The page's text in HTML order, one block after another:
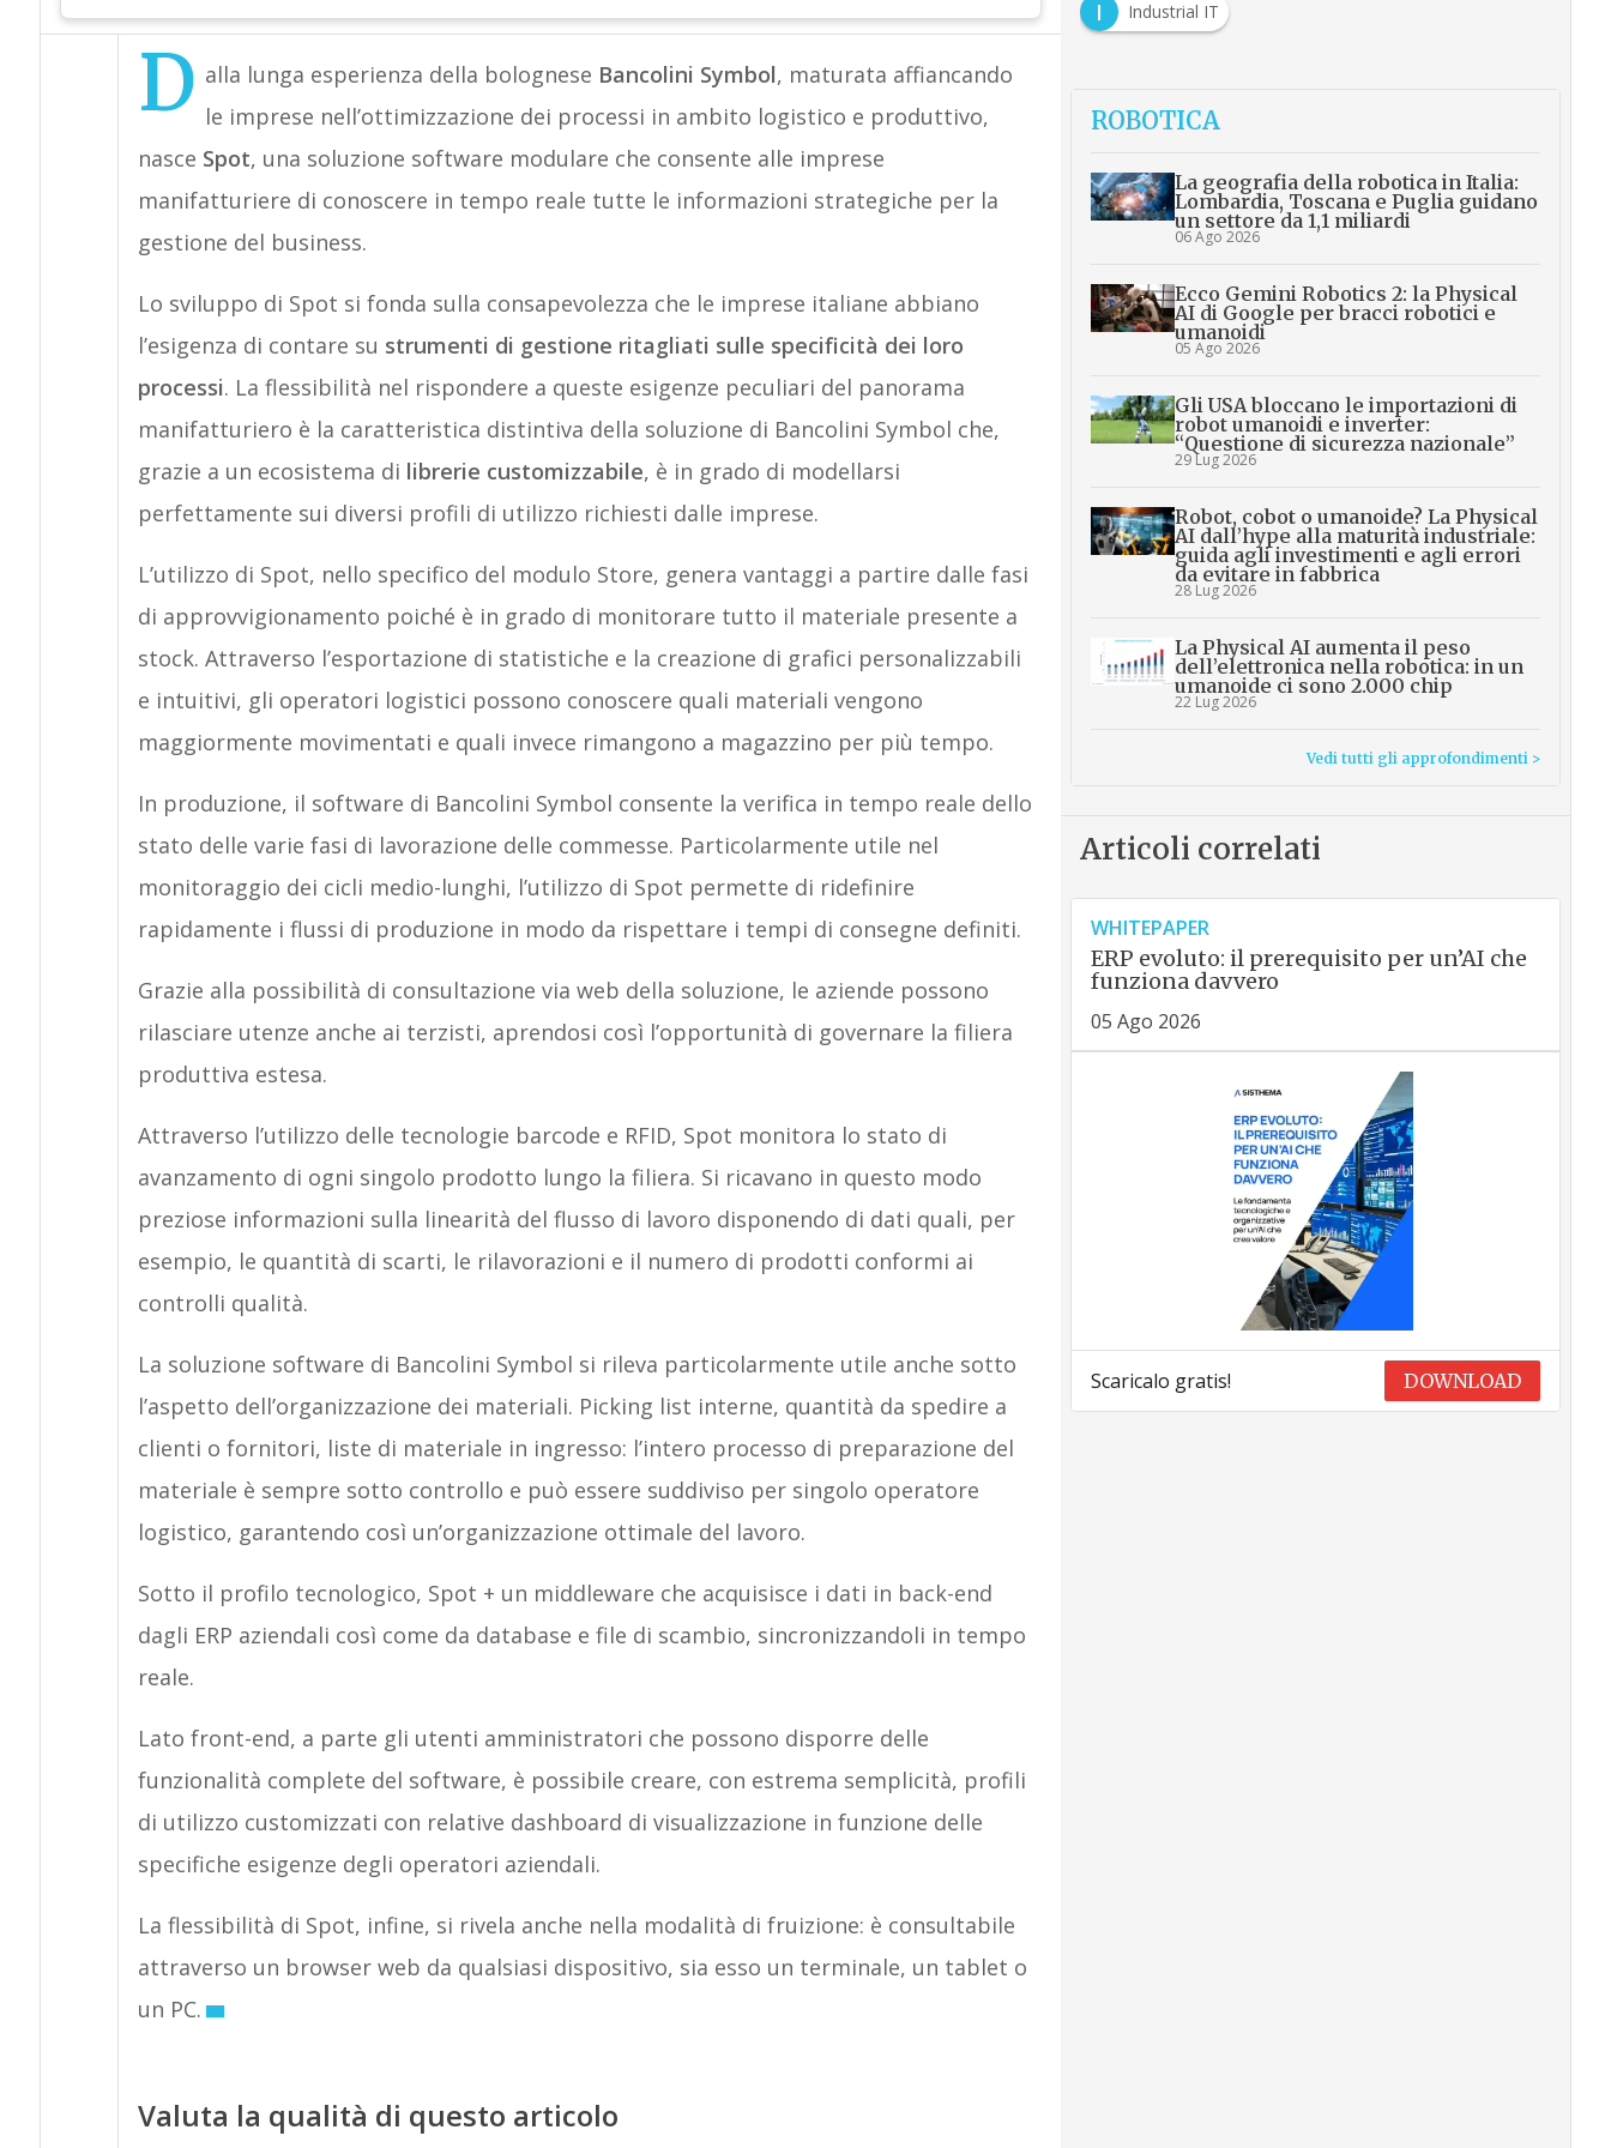
D alla lunga esperienza della bolognese Bancolini Symbol, maturata affiancando
le imprese nell’ottimizzazione dei processi in ambito logistico e produttivo,
nasce Spot, una soluzione software modulare che consente alle imprese
manifatturiere di conoscere in tempo reale tutte le informazioni strategiche per la
gestione del business.
Lo sviluppo di Spot si fonda sulla consapevolezza che le imprese italiane abbiano
l’esigenza di contare su strumenti di gestione ritagliati sulle specificità dei loro
processi. La flessibilità nel rispondere a queste esigenze peculiari del panorama
manifatturiero è la caratteristica distintiva della soluzione di Bancolini Symbol che,
grazie a un ecosistema di librerie customizzabile, è in grado di modellarsi
perfettamente sui diversi profili di utilizzo richiesti dalle imprese.
L’utilizzo di Spot, nello specifico del modulo Store, genera vantaggi a partire dalle fasi
di approvvigionamento poiché è in grado di monitorare tutto il materiale presente a
stock. Attraverso l’esportazione di statistiche e la creazione di grafici personalizzabili
e intuitivi, gli operatori logistici possono conoscere quali materiali vengono
maggiormente movimentati e quali invece rimangono a magazzino per più tempo.
In produzione, il software di Bancolini Symbol consente la verifica in tempo reale dello
stato delle varie fasi di lavorazione delle commesse. Particolarmente utile nel
monitoraggio dei cicli medio-lunghi, l’utilizzo di Spot permette di ridefinire
rapidamente i flussi di produzione in modo da rispettare i tempi di consegne definiti.
Grazie alla possibilità di consultazione via web della soluzione, le aziende possono
rilasciare utenze anche ai terzisti, aprendosi così l’opportunità di governare la filiera
produttiva estesa.
Attraverso l’utilizzo delle tecnologie barcode e RFID, Spot monitora lo stato di
avanzamento di ogni singolo prodotto lungo la filiera. Si ricavano in questo modo
preziose informazioni sulla linearità del flusso di lavoro disponendo di dati quali, per
esempio, le quantità di scarti, le rilavorazioni e il numero di prodotti conformi ai
controlli qualità.
La soluzione software di Bancolini Symbol si rileva particolarmente utile anche sotto
l’aspetto dell’organizzazione dei materiali. Picking list interne, quantità da spedire a
clienti o fornitori, liste di materiale in ingresso: l’intero processo di preparazione del
materiale è sempre sotto controllo e può essere suddiviso per singolo operatore
logistico, garantendo così un’organizzazione ottimale del lavoro.
Sotto il profilo tecnologico, Spot + un middleware che acquisisce i dati in back-end
dagli ERP aziendali così come da database e file di scambio, sincronizzandoli in tempo
reale.
Lato front-end, a parte gli utenti amministratori che possono disporre delle
funzionalità complete del software, è possibile creare, con estrema semplicità, profili
di utilizzo customizzati con relative dashboard di visualizzazione in funzione delle
specifiche esigenze degli operatori aziendali.
La flessibilità di Spot, infine, si rivela anche nella modalità di fruizione: è consultabile
attraverso un browser web da qualsiasi dispositivo, sia esso un terminale, un tablet o
un PC.
Valuta la qualità di questo articolo
I Industrial IT
ROBOTICA
La geografia della robotica in Italia:
Lombardia, Toscana e Puglia guidano
un settore da 1,1 miliardi
06 Ago 2026
Ecco Gemini Robotics 2: la Physical
AI di Google per bracci robotici e
umanoidi
05 Ago 2026
Gli USA bloccano le importazioni di
robot umanoidi e inverter:
“Questione di sicurezza nazionale”
29 Lug 2026
Robot, cobot o umanoide? La Physical
AI dall’hype alla maturità industriale:
guida agli investimenti e agli errori
da evitare in fabbrica
28 Lug 2026
La Physical AI aumenta il peso
dell’elettronica nella robotica: in un
umanoide ci sono 2.000 chip
22 Lug 2026
Vedi tutti gli approfondimenti >
Articoli correlati
WHITEPAPER
ERP evoluto: il prerequisito per un’AI che
funziona davvero
05 Ago 2026
Scaricalo gratis! DOWNLOAD